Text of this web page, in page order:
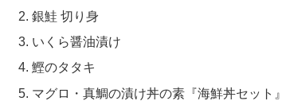
銀鮭 切り身
いくら醤油漬け
鰹のタタキ
マグロ・真鯛の漬け丼の素『海鮮丼セット』